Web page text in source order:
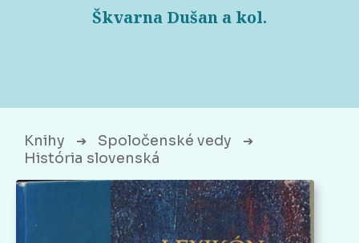
Škvarna Dušan a kol.
Knihy ➔ Spoločenské vedy ➔
História slovenská